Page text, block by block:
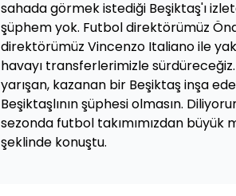
sahada görmek istediği Beşiktaş'ı
şüphem yok. Futbol direktörümüz
direktörümüz Vincenzo Italiano ile
havayı transferlerimizle
yarışan, kazanan bir Beşiktaş inşa
Beşiktaşlının şüphesi olmasın.
sezonda futbol takımımızdan büyük
şeklinde konuştu.